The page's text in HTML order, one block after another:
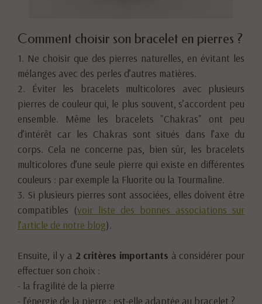
Comment choisir son bracelet en pierres ?
1. Ne choisir que des pierres naturelles, en évitant les
mélanges avec des perles d’autres matières.
2. Éviter les bracelets multicolores avec plusieurs
pierres de couleur qui, le plus souvent, s’accordent peu
ensemble. Même les bracelets "Chakras" ont peu
d’intérêt car les Chakras sont situés dans l’axe du
corps. Cela ne concerne pas, bien sûr, les bracelets
multicolores d’une seule pierre qui existe en différentes
couleurs : par exemple la Fluorite ou la Tourmaline.
3. Si plusieurs pierres sont associées, elles doivent être
compatibles (voir liste des bonnes associations sur
l’article de notre blog).
Ensuite, il y a 2 critères importants à considérer pour
effectuer son choix :
- la fragilité de la pierre
- l’énergie de la pierre : est-elle adaptée au bracelet ?